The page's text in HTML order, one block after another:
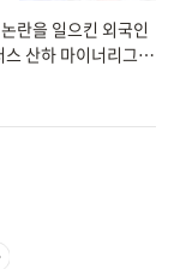
란을 일으킨 외국인
산하 마이너리그